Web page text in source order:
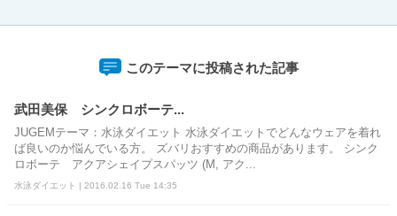
このテーマに投稿された記事
武田美保 シンクロボーテ...
JUGEMテーマ：水泳ダイエット 水泳ダイエットでどんなウェアを着れ
ば良いのか悩んでいる方。 ズバリおすすめの商品があります。 シンク
ロボーテ アクアシェイプスパッツ (M, アク...
水泳ダイエット | 2016.02.16 Tue 14:35